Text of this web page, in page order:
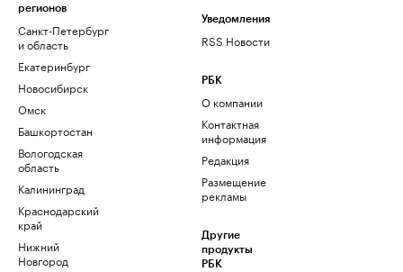
регионов
Санкт-Петербург
и область
Екатеринбург
Новосибирск
Омск
Башкортостан
Вологодская
область
Калининград
Краснодарский
край
Нижний
Новгород
Уведомления
RSS Новости
РБК
О компании
Контактная
информация
Редакция
Размещение
рекламы
Другие
продукты
РБК